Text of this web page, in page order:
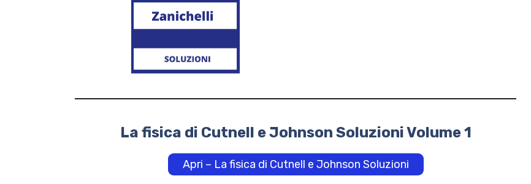
La fisica di Cutnell e Johnson Soluzioni Volume 1
Apri – La fisica di Cutnell e Johnson Soluzioni